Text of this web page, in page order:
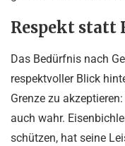
Respekt statt
Das Bedürfnis nach
respektvoller Blick
Grenze zu
auch wahr.
schützen, hat seine